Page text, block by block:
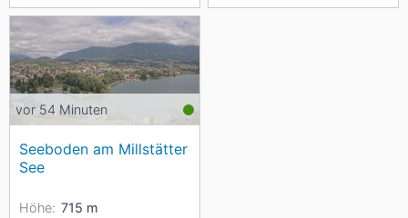
das Gipfelkreuz, die
Panoramaalm und die...
vor 54 Minuten
Seeboden am Millstätter
See
Höhe: 715 m